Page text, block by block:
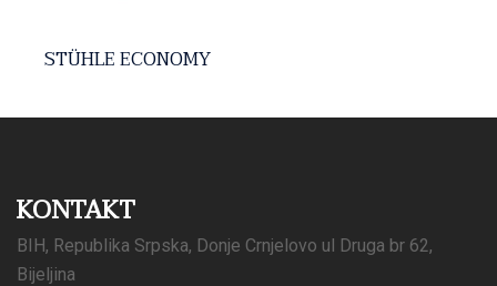
STÜHLE ECONOMY
KONTAKT
BIH, Republika Srpska, Donje Crnjelovo ul Druga br 62,
Bijeljina